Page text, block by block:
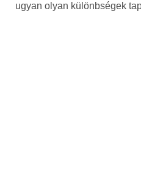
ugyan olyan különbségek